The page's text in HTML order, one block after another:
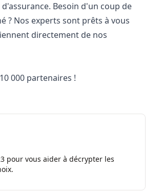
Besoin d'un coup de
? Nos experts sont prêts à vous
directement de nos
000 partenaires !
pour vous aider à décrypter les